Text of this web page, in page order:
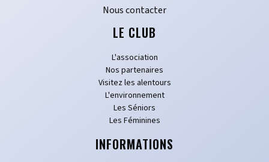
Nous contacter
LE CLUB
L'association
Nos partenaires
Visitez les alentours
L'environnement
Les Séniors
Les Féminines
INFORMATIONS